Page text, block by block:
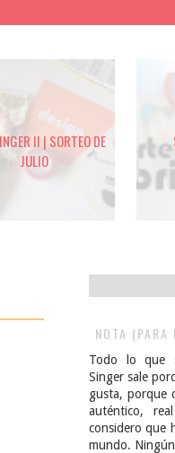
II | SORTEO DE
JULIO
NOTA (PARA
Todo lo que
Singer sale
gusta, porque
auténtico,
considero que
mundo.